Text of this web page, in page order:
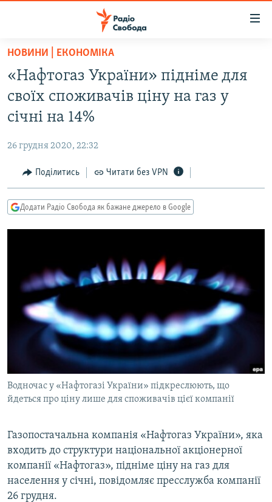
Перейти
основного
матеріалу
Перейти
до
основної
навігації
Перейти
до
пошуку
РАДІО СВОБОДА – 70 РОКІВ
ВСЕ ЗА ДОБУ
СТАТТІ
ЕКОНОМІКА
СУСПІЛЬСТВО
РОСІЙСЬКА «ФІЛЬТРАЦІЯ»
ДОНБАС.РЕАЛІЇ
ТИ ЯК?
МУЛЬТИМЕДІА
ФОТО
СПЕЦПРОЄКТИ
ПОДКАСТИ
КРИМ РЕАЛІЇ
РУС
КТАТ
НОВИНИ | ЕКОНОМІКА
«Нафтогаз України» підніме для
своїх споживачів ціну на газ у
січні на 14%
26 грудня 2020, 22:32
Поділитись Читати без VPN
Додати Радіо Свобода як бажане джерело в Google
Водночас у «Нафтогазі України» підкреслюють, що
йдеться про ціну лише для споживачів цієї компанії
Газопостачальна компанія «Нафтогаз України», яка
входить до структури національної акціонерної
компанії «Нафтогаз», підніме ціну на газ для
населення у січні, повідомляє пресслужба компанії
26 грудня.